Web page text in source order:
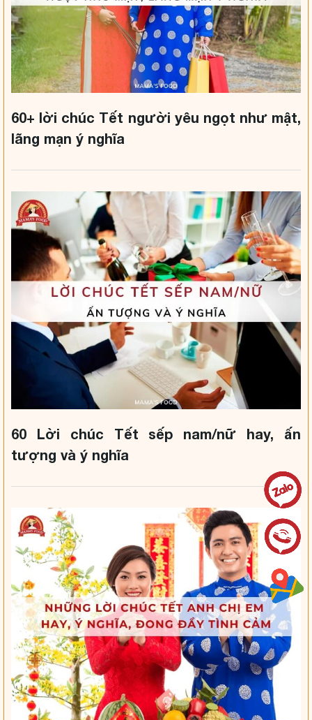
60+ lời chúc Tết người yêu ngọt như mật,
lãng mạn ý nghĩa
60 Lời chúc Tết sếp nam/nữ hay, ấn
tượng và ý nghĩa